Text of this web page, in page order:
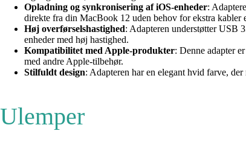
Opladning og synkronisering af iOS-enheder:
direkte fra din MacBook 12 uden behov for ekstra kabler
Høj overførselshastighed: Adapteren understøtter USB
enheder med høj hastighed.
Kompatibilitet med Apple-produkter: Denne adapter
med andre Apple-tilbehør.
Stilfuldt design: Adapteren har en elegant hvid farve,
Ulemper